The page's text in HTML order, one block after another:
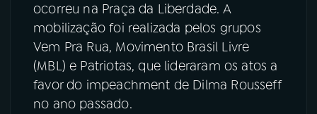
ocorreu na Praça da Liberdade. A
mobilização foi realizada pelos grupos
Vem Pra Rua, Movimento Brasil Livre
(MBL) e Patriotas, que lideraram os atos a
favor do impeachment de Dilma Rousseff
no ano passado.